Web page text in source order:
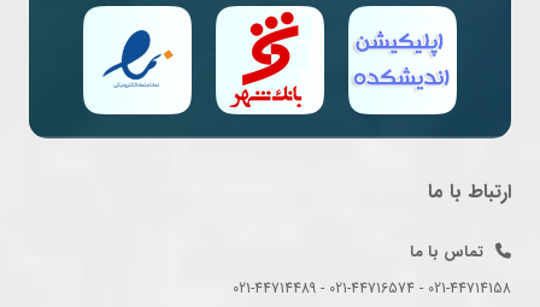
ارتباط با ما
تماس با ما
021-44714158 - 021-44716574 - 021-44714489